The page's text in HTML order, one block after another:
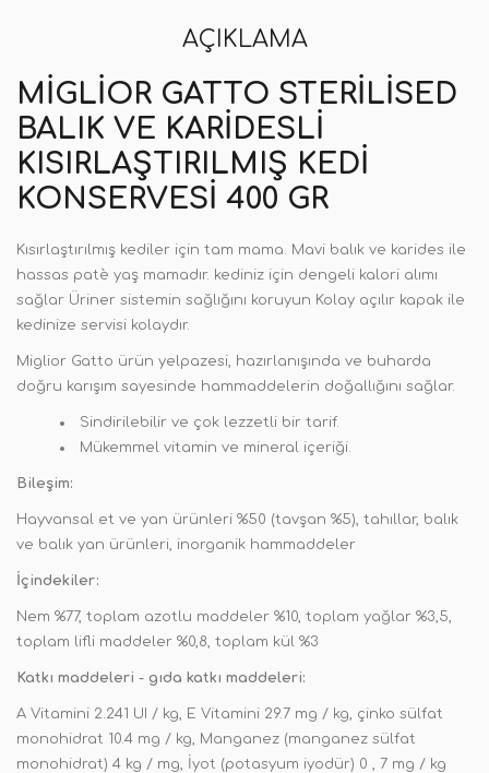
AÇIKLAMA
MIGLIOR GATTO STERILISED
BALIK VE KARIDESLI
KISIRLAŞTIRILMIŞ KEDI
KONSERVESI 400 GR
Kısırlaştırılmış kediler için tam mama. Mavi balık ve karides ile
hassas patè yaş mamadır. kediniz için dengeli kalori alımı
sağlar Üriner sistemin sağlığını koruyun Kolay açılır kapak ile
kedinize servisi kolaydır.
Miglior Gatto ürün yelpazesi, hazırlanışında ve buharda
doğru karışım sayesinde hammaddelerin doğallığını sağlar.
Sindirilebilir ve çok lezzetli bir tarif.
Mükemmel vitamin ve mineral içeriği.
Bileşim:
Hayvansal et ve yan ürünleri %50 (tavşan %5), tahıllar, balık
ve balık yan ürünleri, inorganik hammaddeler
İçindekiler:
Nem %77, toplam azotlu maddeler %10, toplam yağlar %3,5,
toplam lifli maddeler %0,8, toplam kül %3
Katkı maddeleri - gıda katkı maddeleri:
A Vitamini 2.241 UI / kg, E Vitamini 29.7 mg / kg, çinko sülfat
monohidrat 10.4 mg / kg, Manganez (manganez sülfat
monohidrat) 4 kg / mg, İyot (potasyum iyodür) 0 , 7 mg / kg